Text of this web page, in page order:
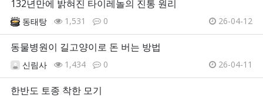
132년만에 밝혀진 타이레놀의 진통 원리
동태탕 1,531 0 26-04-12
동물병원이 길고양이로 돈 버는 방법
신림사 1,434 0 26-04-11
한반도 토종 착한 모기